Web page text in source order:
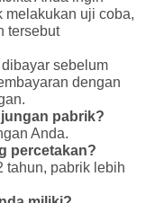
melakukan uji coba,
tersebut
sebelum
dengan
pabrik?
Anda.
percetakan?
tahun, pabrik lebih